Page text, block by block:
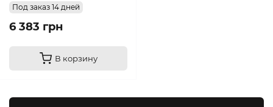
Под заказ 14 дней
6 383 грн
В корзину